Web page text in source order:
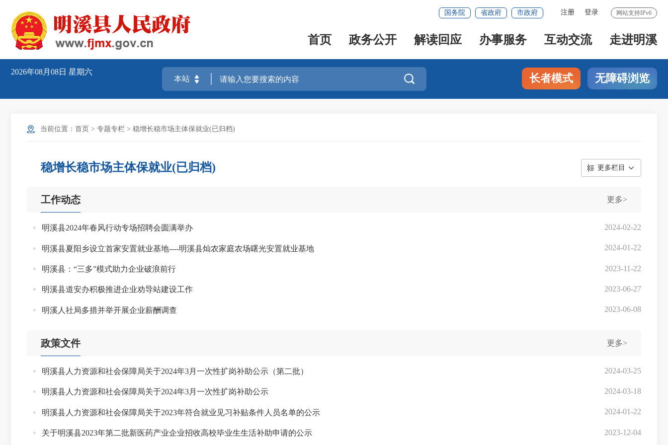
网站支持IPv6
注册 登录
国务院 省政府 市政府
首页 政务公开 解读回应 办事服务 互动交流 走进明溪
2026年08月08日 星期六
 长者模式 无障碍浏览
当前位置： 首页 > 专题专栏 > 稳增长稳市场主体保就业(已归档)
稳增长稳市场主体保就业(已归档) 更多栏目
更多>
工作动态
2024-02-22
明溪县2024年春风行动专场招聘会圆满举办
2024-01-22
明溪县夏阳乡设立首家安置就业基地----明溪县灿农家庭农场曙光安置就业基地
2023-11-22
明溪县：“三多”模式助力企业破浪前行
2023-06-27
明溪县道安办积极推进企业劝导站建设工作
2023-06-08
明溪人社局多措并举开展企业薪酬调查
更多>
政策文件
2024-03-25
明溪县人力资源和社会保障局关于2024年3月一次性扩岗补助公示（第二批）
2024-03-18
明溪县人力资源和社会保障局关于2024年3月一次性扩岗补助公示
2024-01-22
明溪县人力资源和社会保障局关于2023年符合就业见习补贴条件人员名单的公示
2023-12-04
关于明溪县2023年第二批新医药产业企业招收高校毕业生生活补助申请的公示